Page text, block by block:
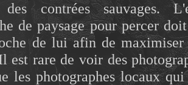
des contrées sauvages.
de paysage pour percer
de lui afin de
est rare de voir des
les photographes locaux